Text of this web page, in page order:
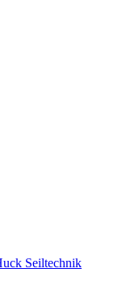
Seiltechnik